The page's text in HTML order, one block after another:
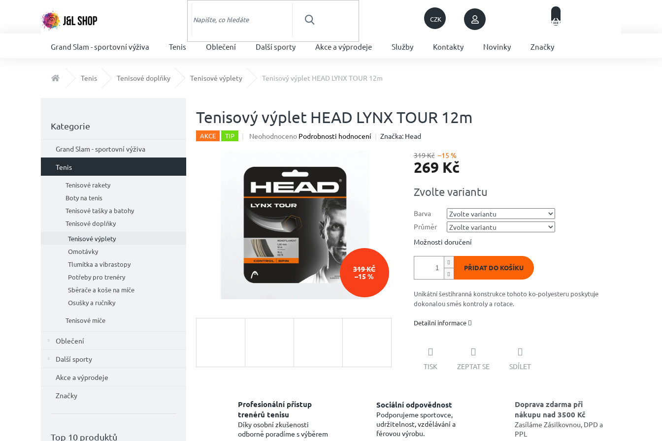
CZK
HLEDAT
Grand Slam - sportovní výživa Tenis Oblečení Další sporty Akce a výprodeje Služby Kontakty Novinky Značky
Domů Tenis Tenisové doplňky Tenisové výplety Tenisový výplet HEAD LYNX TOUR 12m
a
n
kategorie
Kategorie
Grand Slam - sportovní výživa
Tenis
Tenisové rakety
Boty na tenis
Tenisové tašky a batohy
Tenisové doplňky
Tenisové výplety
Omotávky
Tlumítka a vibrastopy
Potřeby pro trenéry
Sběrače a koše na míče
Osušky a ručníky
Tenisové míče
Oblečení
Další sporty
Akce a výprodeje
Značky
Top 10 produktů
Tenisový výplet HEAD LYNX TOUR 12m
AKCE TIP
Průměrné
z
5
hvězdiček.
Neohodnoceno Podrobnosti hodnocení Značka: Head
319 KČ
–15 %
319 Kč –15 %
269 Kč
cena:
Zvolte variantu
Barva
Průměr
Možnosti doručení
PŘIDAT DO KOŠÍKU
Unikátní šestihranná konstrukce tohoto ko-polyesteru poskytuje
dokonalou směs kontroly a rotace.
Detailní informace
TISK ZEPTAT SE SDÍLET
Profesionální přístup
trenérů tenisu
Díky osobní zkušenosti
odborně poradíme s výběrem
Sociální odpovědnost
Podporujeme sportovce,
udržitelnost, vzdělávání a
férovou výrobu.
Doprava zdarma při
nákupu nad 3500 Kč
Zasíláme Zásilkovnou, DPD a
PPL